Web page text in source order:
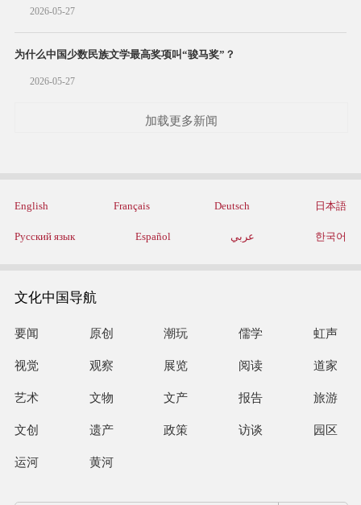
2026-05-27
为什么中国少数民族文学最高奖项叫“骏马奖”？
2026-05-27
加载更多新闻
English Français Deutsch 日本語
Русский язык Español عربي 한국어
文化中国导航
要闻 原创 潮玩 儒学 虹声
视觉 观察 展览 阅读 道家
艺术 文物 文产 报告 旅游
文创 遗产 政策 访谈 园区
运河 黄河